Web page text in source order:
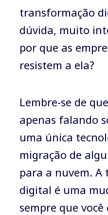
transformação
dúvida, muito
por que as
resistem a ela?
Lembre-se de
apenas falando
uma única
migração de
para a nuvem.
digital é uma
sempre que você